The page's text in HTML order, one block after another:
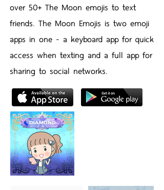
over 50+ The Moon emojis to text
friends. The Moon Emojis is two emoji
apps in one - a keyboard app for quick
access when texting and a full app for
sharing to social networks.